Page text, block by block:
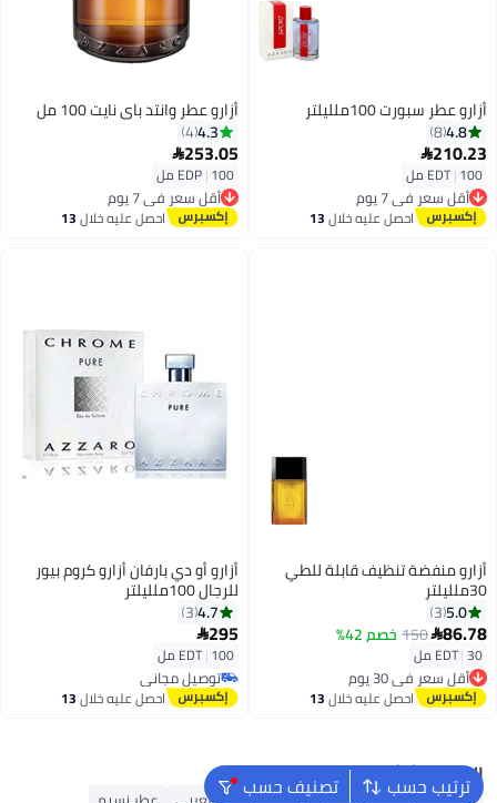
أزارو عطر سبورت 100ملليلتر
4.8
8
210.23
EDT|100 ملأقل سعر في 7 يوم
توصيل مجاني
أقل سعر في 7 يوماحصل عليه خلال13
أزارو عطر وانتد باي نايت 100 مل
4.3
4
253.05
EDP|100 ملأقل سعر في 7 يوم
توصيل مجاني
أقل سعر في 7 يوماحصل عليه خلال13
أزارو منفضة تنظيف قابلة للطي
30ملليلتر
5.0
3
86.78
150 خصم 42%
EDT|30 ملأقل سعر في 30 يوم
توصيل مجاني
أقل سعر في 30 يوماحصل عليه خلال13
أزارو أو دي بارفان أزارو كروم بيور
للرجال 100ملليلتر
4.7
3
295
EDT|100 مل
توصيل مجاني
توصيل مجانياحصل عليه خلال13
ترتيب حسب تصنيف حسب البحث الشائع